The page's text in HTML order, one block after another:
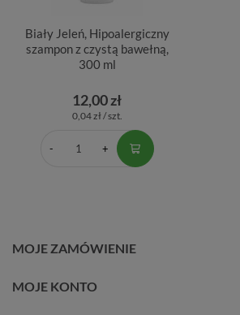
Biały Jeleń, Hipoalergiczny
szampon z czystą bawełną,
300 ml
12,00 zł
0,04 zł / szt.
MOJE ZAMÓWIENIE
MOJE KONTO